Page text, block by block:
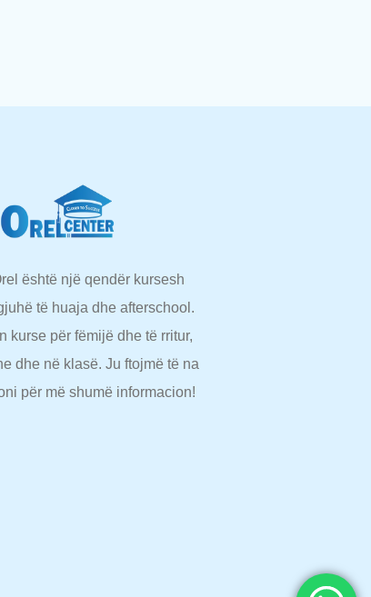
është një qendër kursesh
të huaja dhe afterschool.
kurse për fëmijë dhe të rritur,
dhe në klasë. Ju ftojmë të na
për më shumë informacion!